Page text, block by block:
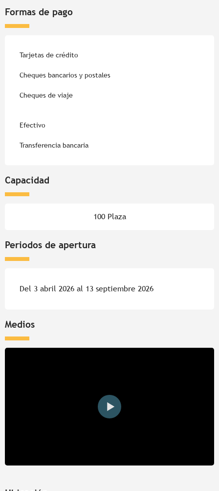
Formas de pago
Tarjetas de crédito
Cheques bancarios y postales
Cheques de viaje
Efectivo
Transferencia bancaria
Capacidad
100 Plaza
Periodos de apertura
Del 3 abril 2026 al 13 septiembre 2026
Medios